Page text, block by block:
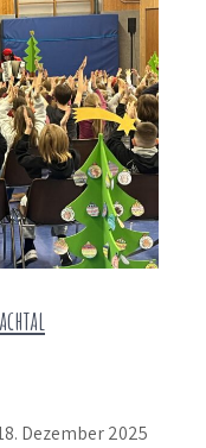
Dezember 2025